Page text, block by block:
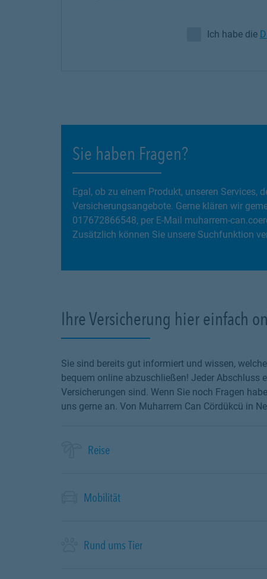
Ich habe die
Ich habe die
Sie haben Fragen?
Egal, ob zu einem Produkt, unseren Services,
Versicherungsangebote. Gerne klären wir
017672866548, per E-Mail muharrem-
Zusätzlich können Sie unsere Suchfunktion
Ihre Versicherung hier einfach
Sie sind bereits gut informiert und wissen,
bequem online abzuschließen! Jeder Abschluss
Versicherungen sind. Wenn Sie noch Fragen
uns gerne an. Von Muharrem Can Cördükcü in
Reise
Mobilität
Rund ums Tier